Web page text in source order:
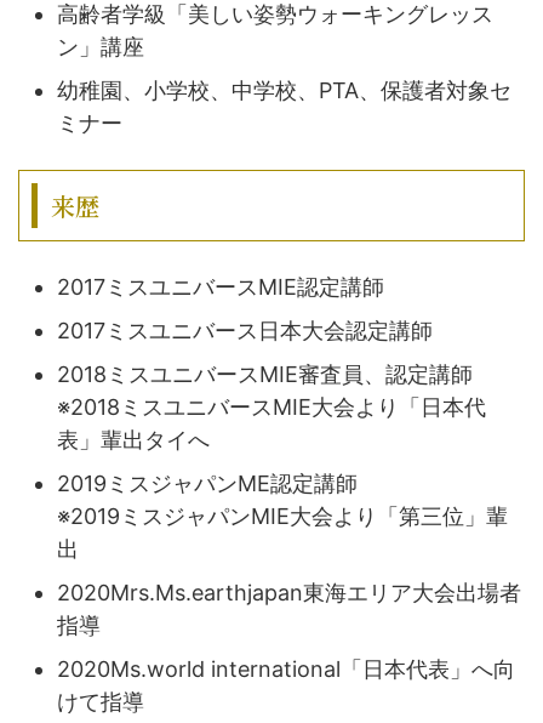
高齢者学級「美しい姿勢ウォーキングレッス
ン」講座
幼稚園、小学校、中学校、PTA、保護者対象セ
ミナー
来歴
2017ミスユニバースMIE認定講師
2017ミスユニバース日本大会認定講師
2018ミスユニバースMIE審査員、認定講師
※2018ミスユニバースMIE大会より「日本代
表」輩出タイへ
2019ミスジャパンME認定講師
※2019ミスジャパンMIE大会より「第三位」輩
出
2020Mrs.Ms.earthjapan東海エリア大会出場者
指導
2020Ms.world international「日本代表」へ向
けて指導